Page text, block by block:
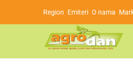
Region Emiteri O nama